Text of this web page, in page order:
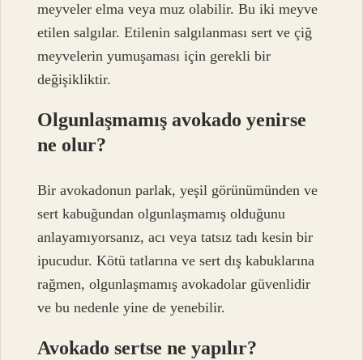
meyveler elma veya muz olabilir. Bu iki meyve
etilen salgılar. Etilenin salgılanması sert ve çiğ
meyvelerin yumuşaması için gerekli bir
değişikliktir.
Olgunlaşmamış avokado yenirse
ne olur?
Bir avokadonun parlak, yeşil görünümünden ve
sert kabuğundan olgunlaşmamış olduğunu
anlayamıyorsanız, acı veya tatsız tadı kesin bir
ipucudur. Kötü tatlarına ve sert dış kabuklarına
rağmen, olgunlaşmamış avokadolar güvenlidir
ve bu nedenle yine de yenebilir.
Avokado sertse ne yapılır?